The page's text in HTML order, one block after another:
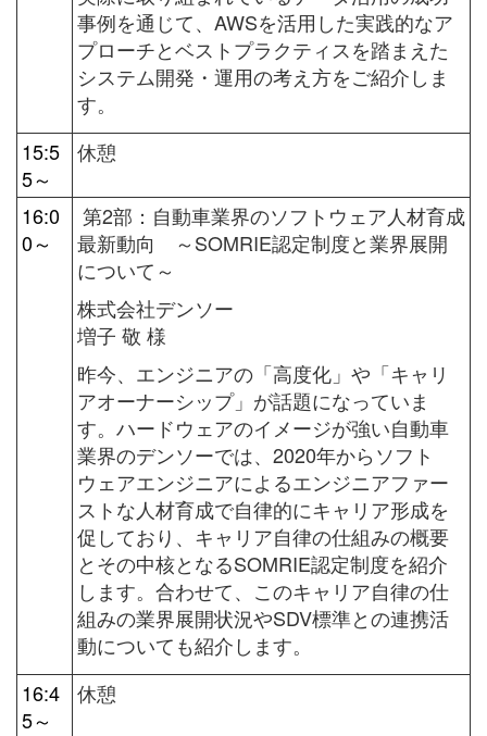
事例を通じて、AWSを活用した実践的なア
プローチとベストプラクティスを踏まえた
システム開発・運用の考え方をご紹介しま
す。
15:5
5～
休憩
16:0
0～
第2部： 自動車業界のソフトウェア人材育成
最新動向 ～SOMRIE認定制度と業界展開
について～
株式会社デンソー
増子 敬 様
昨今、エンジニアの「高度化」や「キャリ
アオーナーシップ」が話題になっていま
す。ハードウェアのイメージが強い自動車
業界のデンソーでは、2020年からソフト
ウェアエンジニアによるエンジニアファー
ストな人材育成で自律的にキャリア形成を
促しており、キャリア自律の仕組みの概要
とその中核となるSOMRIE認定制度を紹介
します。合わせて、このキャリア自律の仕
組みの業界展開状況やSDV標準との連携活
動についても紹介します。
16:4
5～
休憩